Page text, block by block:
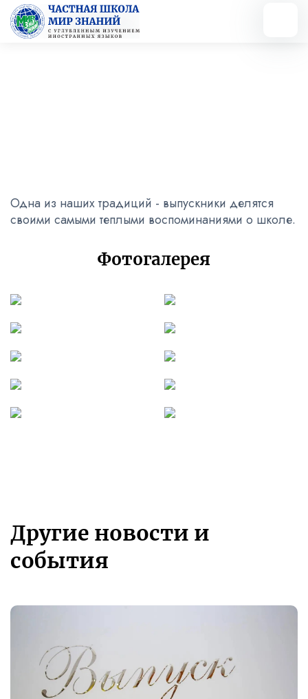
Одна из наших традиций - выпускники делятся
своими самыми теплыми воспоминаниями о школе.
Фотогалерея
Другие новости и
события